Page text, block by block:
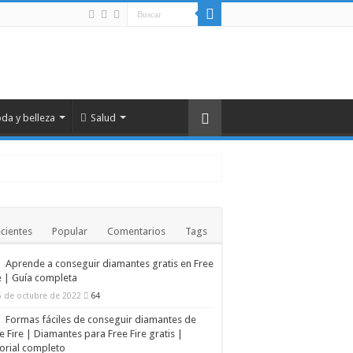
y belleza Salud
humana
Popular Comentarios Tags
Aprende a conseguir diamantes gratis en Free
| Guía completa
de octubre de 2022 64
Formas fáciles de conseguir diamantes de
Fire | Diamantes para Free Fire gratis |
completo